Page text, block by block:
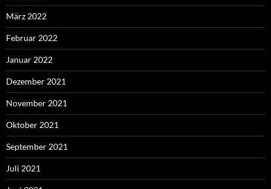
März 2022
Februar 2022
Januar 2022
Dezember 2021
November 2021
Oktober 2021
September 2021
Juli 2021